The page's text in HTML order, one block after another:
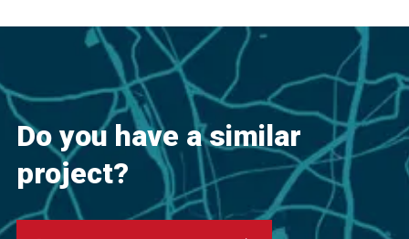
Do you have a similar
project?